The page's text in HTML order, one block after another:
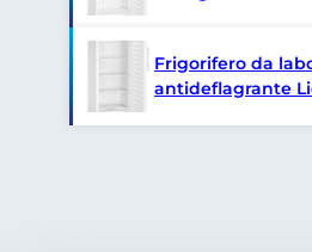
Frigorifero da
antideflagrante